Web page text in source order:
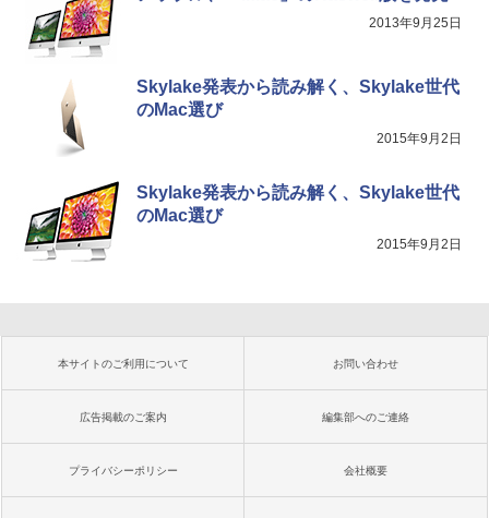
2013年9月25日
Skylake発表から読み解く、Skylake世代
のMac選び
2015年9月2日
Skylake発表から読み解く、Skylake世代
のMac選び
2015年9月2日
本サイトのご利用について お問い合わせ
広告掲載のご案内 編集部へのご連絡
プライバシーポリシー 会社概要